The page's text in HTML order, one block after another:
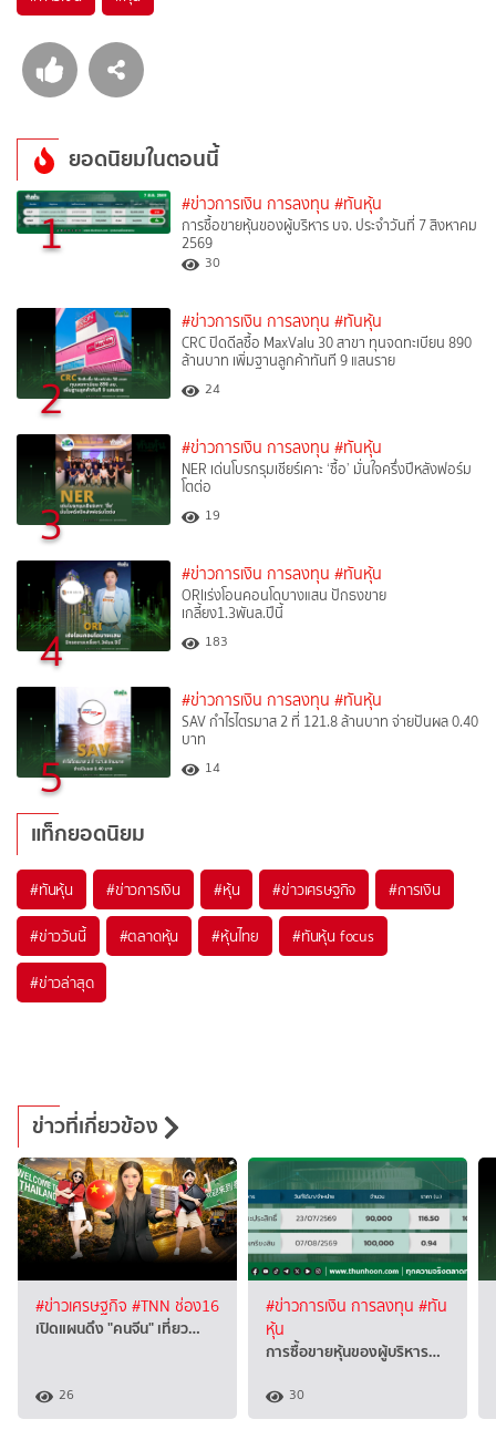
ยอดนิยมในตอนนี้
1 #ข่าวการเงิน การลงทุน #ทันหุ้น
การซื้อขายหุ้นของผู้บริหาร บจ. ประจำวันที่ 7 สิงหาคม
2569
30
2
#ข่าวการเงิน การลงทุน #ทันหุ้น
CRC ปิดดีลซื้อ MaxValu 30 สาขา ทุนจดทะเบียน 890
ล้านบาท เพิ่มฐานลูกค้าทันที 9 แสนราย
24
3
#ข่าวการเงิน การลงทุน #ทันหุ้น
NER เด่นโบรกรุมเชียร์เคาะ ‘ซื้อ’ มั่นใจครึ่งปีหลังฟอร์ม
โตต่อ
19
4
#ข่าวการเงิน การลงทุน #ทันหุ้น
ORIเร่งโอนคอนโดบางแสน ปักธงขาย
เกลี้ยง1.3พันล.ปีนี้
183
5
#ข่าวการเงิน การลงทุน #ทันหุ้น
SAV กำไรไตรมาส 2 ที่ 121.8 ล้านบาท จ่ายปันผล 0.40
บาท
14
แท็กยอดนิยม
#ทันหุ้น #ข่าวการเงิน #หุ้น #ข่าวเศรษฐกิจ #การเงิน
#ข่าววันนี้ #ตลาดหุ้น #หุ้นไทย #ทันหุ้น focus
#ข่าวล่าสุด
ข่าวที่เกี่ยวข้อง
#ข่าวเศรษฐกิจ #TNN ช่อง16
เปิดแผนดึง "คนจีน" เที่ยว…
26
#ข่าวการเงิน การลงทุน #ทัน
หุ้น
การซื้อขายหุ้นของผู้บริหาร…
30